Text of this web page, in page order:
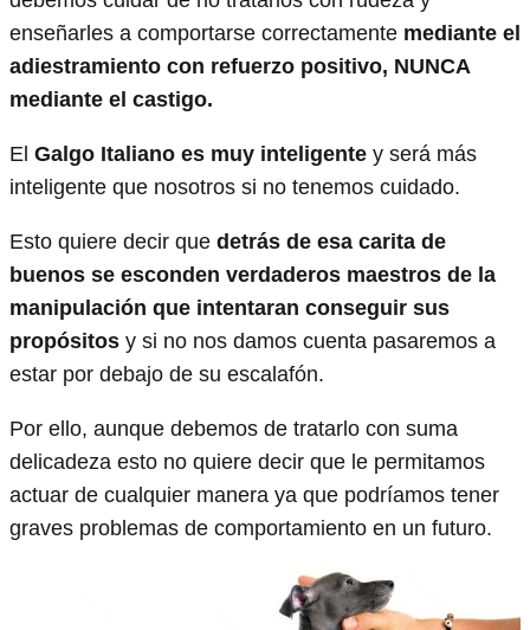
enseñarles a comportarse correctamente mediante el
adiestramiento con refuerzo positivo, NUNCA
mediante el castigo.
El Galgo Italiano es muy inteligente y será más
inteligente que nosotros si no tenemos cuidado.
Esto quiere decir que detrás de esa carita de
buenos se esconden verdaderos maestros de la
manipulación que intentaran conseguir sus
propósitos y si no nos damos cuenta pasaremos a
estar por debajo de su escalafón.
Por ello, aunque debemos de tratarlo con suma
delicadeza esto no quiere decir que le permitamos
actuar de cualquier manera ya que podríamos tener
graves problemas de comportamiento en un futuro.